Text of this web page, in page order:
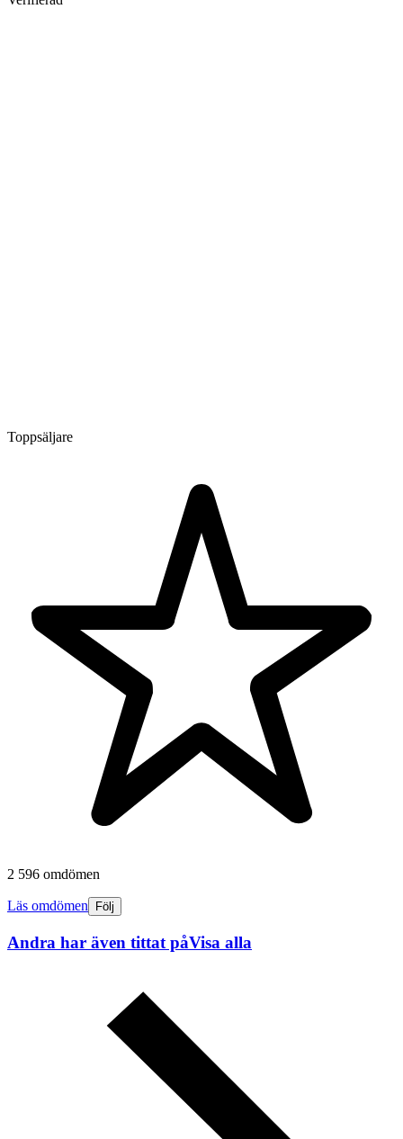
Toppsäljare
2 596 omdömen
Läs omdömen Följ
Andra har även tittat påVisa alla